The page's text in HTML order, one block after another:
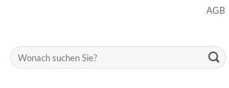
AGB
Suchen
nach: